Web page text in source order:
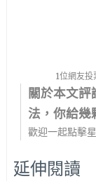
1位網友投
關於本文
法，你給幾
歡迎一起點擊
延伸閱讀